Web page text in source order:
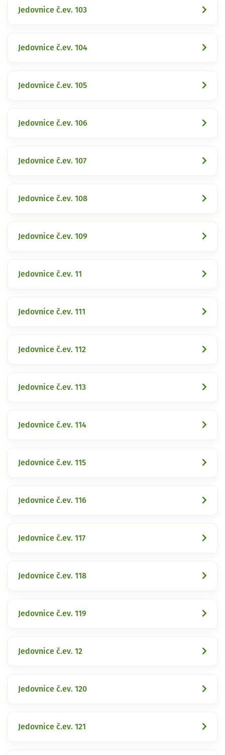
Jedovnice č.ev. 103
Jedovnice č.ev. 104
Jedovnice č.ev. 105
Jedovnice č.ev. 106
Jedovnice č.ev. 107
Jedovnice č.ev. 108
Jedovnice č.ev. 109
Jedovnice č.ev. 11
Jedovnice č.ev. 111
Jedovnice č.ev. 112
Jedovnice č.ev. 113
Jedovnice č.ev. 114
Jedovnice č.ev. 115
Jedovnice č.ev. 116
Jedovnice č.ev. 117
Jedovnice č.ev. 118
Jedovnice č.ev. 119
Jedovnice č.ev. 12
Jedovnice č.ev. 120
Jedovnice č.ev. 121